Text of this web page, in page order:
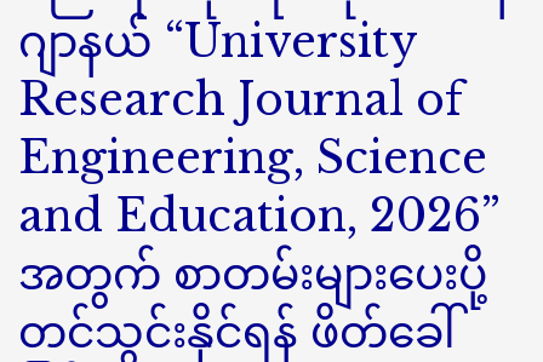
ဂျာနယ် “University
Research Journal of
Engineering, Science
and Education, 2026”
အတွက် စာတမ်းများပေးပို့
တင်သွင်းနိုင်ရန် ဖိတ်ခေါ်